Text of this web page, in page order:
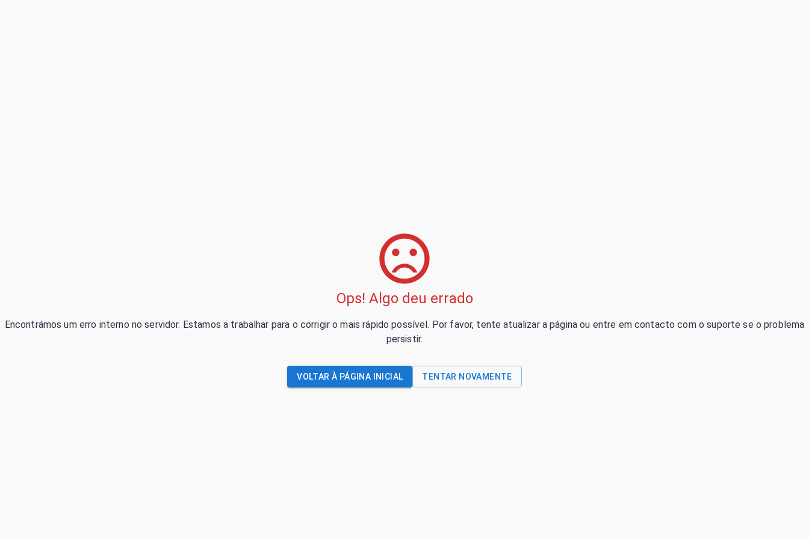
Ops! Algo deu errado
Encontrámos um erro interno no servidor. Estamos a trabalhar para o corrigir o mais rápido possível. Por favor, tente atualizar a página ou entre em contacto com o suporte se o problema
persistir.
VOLTAR À PÁGINA INICIAL TENTAR NOVAMENTE